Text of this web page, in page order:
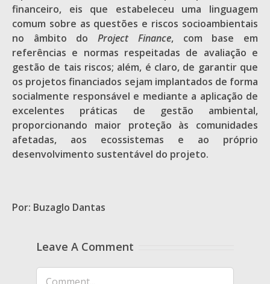
financeiro, eis que estabeleceu uma linguagem
comum sobre as questões e riscos socioambientais
no âmbito doProject Finance, com base em
referências e normas respeitadas de avaliação e
gestão de tais riscos; além, é claro, de garantir que
os projetos financiados sejam implantados de forma
socialmente responsável e mediante a aplicação de
excelentes práticas de gestão ambiental,
proporcionando maior proteção às comunidades
afetadas, aos ecossistemas e ao próprio
desenvolvimento sustentável do projeto.
Por: Buzaglo Dantas
Leave A Comment
Comment